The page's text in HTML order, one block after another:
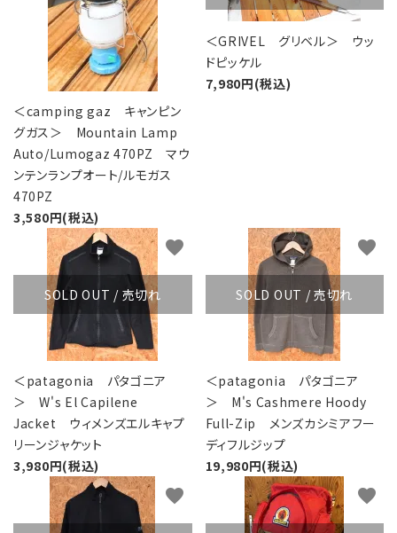
＜camping gaz キャンピン
グガス＞ Mountain Lamp
Auto/Lumogaz 470PZ マウ
ンテンランプオート/ルモガス
470PZ
3,580円(税込)
＜GRIVEL グリベル＞ ウッ
ドピッケル
7,980円(税込)
SOLD OUT / 売切れ
＜patagonia パタゴニア
＞ W's El Capilene
Jacket ウィメンズエルキャプ
リーンジャケット
3,980円(税込)
favorite
SOLD OUT / 売切れ
＜patagonia パタゴニア
＞ M's Cashmere Hoody
Full-Zip メンズカシミアフー
ディフルジップ
19,980円(税込)
favorite
favorite favorite